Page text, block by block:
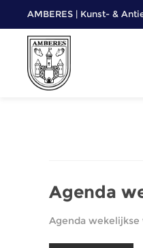
AMBERES | Kunst- &
Agenda
Agenda wekelijkse